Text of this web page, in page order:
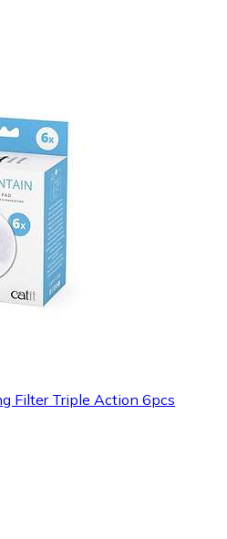
Filter Triple Action 6pcs